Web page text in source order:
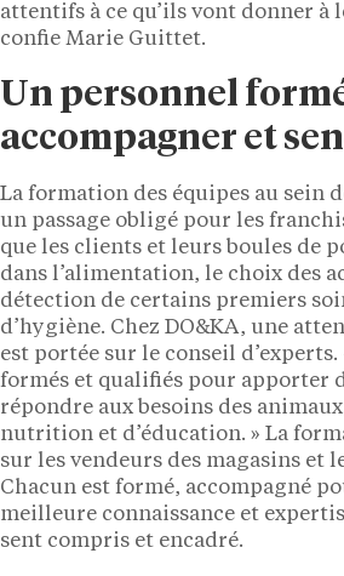
attentifs à ce qu’ils vont donner à
confie Marie Guittet.
Un personnel
accompagner et
La formation des équipes au sein
un passage obligé pour les
que les clients et leurs boules de
dans l’alimentation, le choix des
détection de certains premiers
d’hygiène. Chez DO&KA, une
est portée sur le conseil
formés et qualifiés pour apporter
répondre aux besoins des
nutrition et d’éducation. » La
sur les vendeurs des magasins et
Chacun est formé, accompagné
meilleure connaissance et
sent compris et encadré.